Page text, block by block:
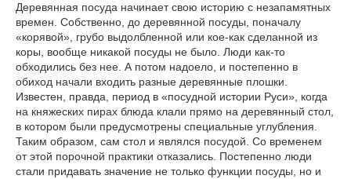
Деревянная посуда начинает свою историю с незапамятных
времен. Собственно, до деревянной посуды, поначалу
«корявой», грубо выдолбленной или кое-как сделанной из
коры, вообще никакой посуды не было. Люди как-то
обходились без нее. А потом надоело, и постепенно в
обиход начали входить разные деревянные плошки.
Известен, правда, период в «посудной истории Руси», когда
на княжеских пирах блюда клали прямо на деревянный стол,
в котором были предусмотрены специальные углубления.
Таким образом, сам стол и являлся посудой. Со временем
от этой порочной практики отказались. Постепенно люди
стали придавать значение не только функции посуды, но и